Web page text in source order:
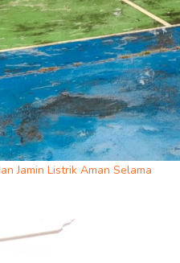
Jamin Listrik Aman Selama